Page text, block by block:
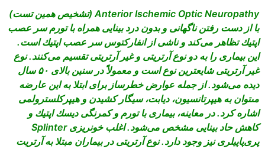
Anterior Ischemic Optic Neuropathy (تشخيص همين تست)
با از دست رفتن ناگهانى و بدون درد بينايى همراه با تورم سر عصب
اپتيك تظاهر مى‏‌كند و ناشى از انفاركتوس سر عصب اپتيك است.
اين بيمارى را به دو نوع آرتريتى و غير آرتريتى تقسيم مى‏‌كنند. نوع
غير آرتريتى شايع‏ترين نوع است و معمولاً در سنين بالاى ۵۰ سال
ديده مى‏‌شود. از جمله عوارض خطرساز براى ابتلا به اين عارضه
مى‏توان به هيپرتانسيون، ديابت، سيگار كشيدن و هيپركلسترولمى
اشاره كرد. در معاينه، بيمارى با تورم و كمرنگى ديسك اپتيك و
كاهش حاد بينايى مشخص مى‏‌شود. اغلب خونريزى Splinter
پرى‏‌پاپيلرى نيز وجود دارد. نوع آرتريتى در بيماران مبتلا به آرتريت